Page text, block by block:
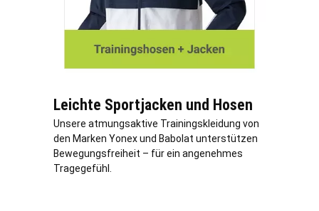
Leichte Sportjacken und Hosen
Unsere atmungsaktive Trainingskleidung von
den Marken Yonex und Babolat unterstützen
Bewegungsfreiheit – für ein angenehmes
Tragegefühl.